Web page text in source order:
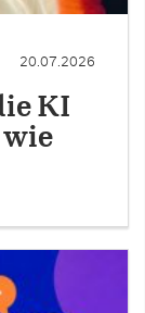
20.07.2026
KI
wie